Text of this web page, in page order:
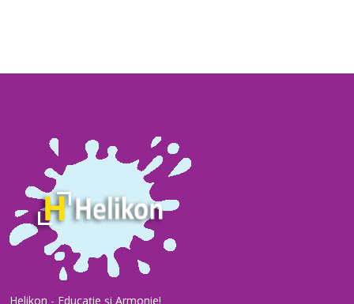
Helikon - Educație și Armonie!